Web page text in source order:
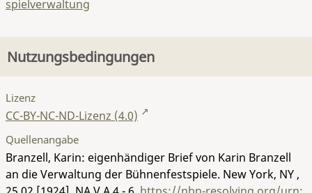
spielverwaltung
Nutzungsbedingungen
Lizenz
CC-BY-NC-ND-Lizenz (4.0)
Quellenangabe
Branzell, Karin: eigenhändiger Brief von Karin Branzell
an die Verwaltung der Bühnenfestspiele. New York, NY ,